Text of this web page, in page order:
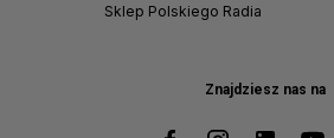
Znajdziesz nas na
Sklep Polskiego Radia